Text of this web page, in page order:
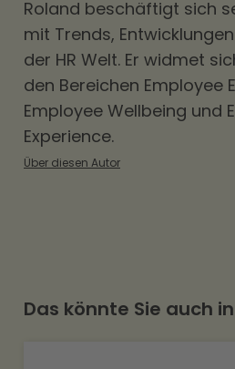
Benefits entlasten das
Mitarbeitenden spürbar
direkter Beitrag zu deren
Roland beschäftigt sich
mit Trends,
der HR Welt. Er widmet
den Bereichen Employee
Employee Wellbeing und
Experience.
Über diesen Autor
Das könnte Sie auch